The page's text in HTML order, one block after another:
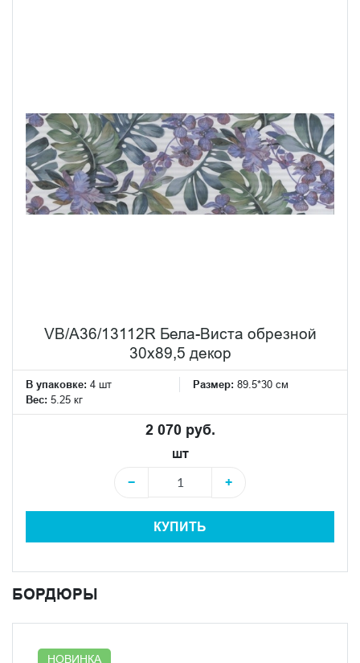
VB/A36/13112R Бела-Виста обрезной
30х89,5 декор
В упаковке: 4 шт Размер: 89.5*30 см
Вес: 5.25 кг
2 070 руб.
шт
−
+
КУПИТЬ
БОРДЮРЫ
НОВИНКА